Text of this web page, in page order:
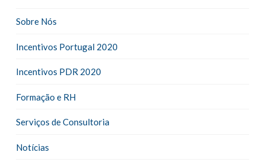
Sobre Nós
Incentivos Portugal 2020
Incentivos PDR 2020
Formação e RH
Serviços de Consultoria
Notícias